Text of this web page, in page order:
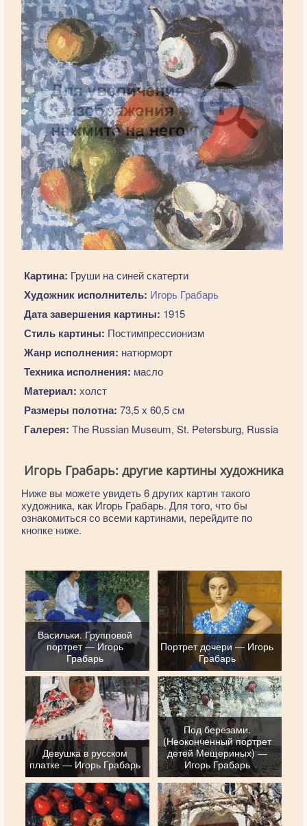
Картина: Груши на синей скатерти
Художник исполнитель: Игорь Грабарь
Дата завершения картины: 1915
Стиль картины: Постимпрессионизм
Жанр исполнения: натюрморт
Техника исполнения: масло
Материал: холст
Размеры полотна: 73,5 x 60,5 см
Галерея: The Russian Museum, St. Petersburg, Russia
Игорь Грабарь: другие картины художника
Ниже вы можете увидеть 6 других картин такого
художника, как Игорь Грабарь. Для того, что бы
ознакомиться со всеми картинами, перейдите по
кнопке ниже.
Васильки. Групповой
портрет — Игорь
Грабарь
Портрет дочери — Игорь
Грабарь
Девушка в русском
платке — Игорь Грабарь
Под березами.
(Неоконченный портрет
детей Мещериных) —
Игорь Грабарь